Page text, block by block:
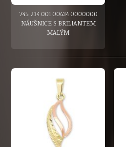
745 234 001 00634 0000000
NÁUŠNICE S BRILIANTEM
MALÝM